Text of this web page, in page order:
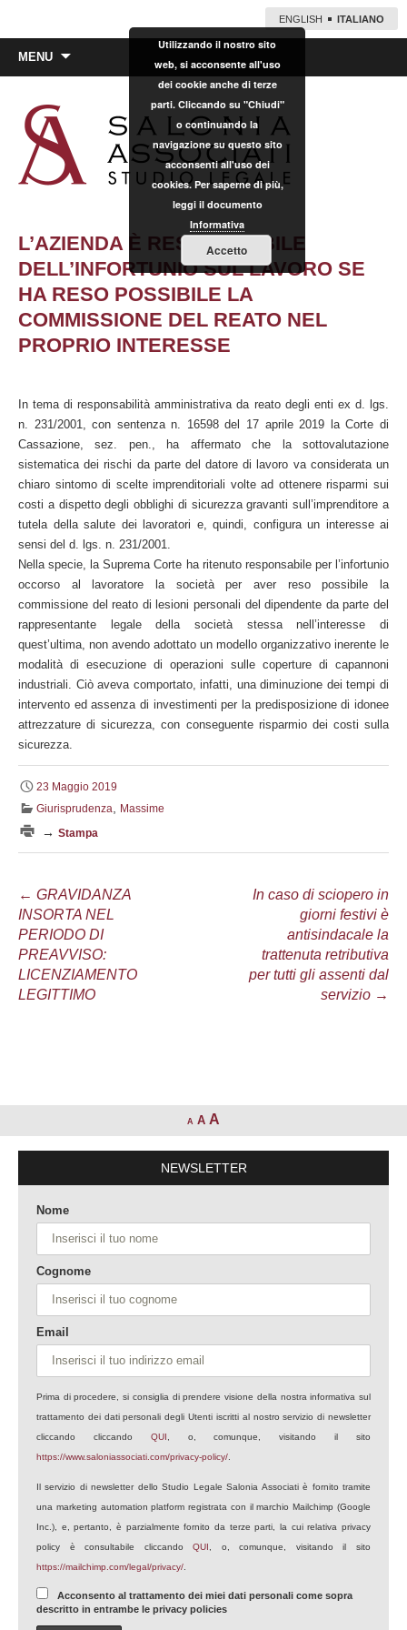
ENGLISH ITALIANO
MENU
L’AZIENDA È RESPONSABILE
DELL’INFORTUNIO SUL LAVORO SE
HA RESO POSSIBILE LA
COMMISSIONE DEL REATO NEL
PROPRIO INTERESSE
In tema di responsabilità amministrativa da reato degli enti ex d. lgs.
n. 231/2001, con sentenza n. 16598 del 17 aprile 2019 la Corte di
Cassazione, sez. pen., ha affermato che la sottovalutazione
sistematica dei rischi da parte del datore di lavoro va considerata un
chiaro sintomo di scelte imprenditoriali volte ad ottenere risparmi sui
costi a dispetto degli obblighi di sicurezza gravanti sull’imprenditore a
tutela della salute dei lavoratori e, quindi, configura un interesse ai
sensi del d. lgs. n. 231/2001.
Nella specie, la Suprema Corte ha ritenuto responsabile per l’infortunio
occorso al lavoratore la società per aver reso possibile la
commissione del reato di lesioni personali del dipendente da parte del
rappresentante legale della società stessa nell’interesse di
quest’ultima, non avendo adottato un modello organizzativo inerente le
modalità di esecuzione di operazioni sulle coperture di capannoni
industriali. Ciò aveva comportato, infatti, una diminuzione dei tempi di
intervento ed assenza di investimenti per la predisposizione di idonee
attrezzature di sicurezza, con conseguente risparmio dei costi sulla
sicurezza.
23 Maggio 2019
Giurisprudenza
Massime
→ Stampa
Navigazione
articolo
← GRAVIDANZA
INSORTA NEL
PERIODO DI
PREAVVISO:
LICENZIAMENTO
LEGITTIMO
In caso di sciopero in
giorni festivi è
antisindacale la
trattenuta retributiva
per tutti gli assenti dal
servizio →
A A A
NEWSLETTER
Nome
Cognome
Email
Prima di procedere, si consiglia di prendere visione della nostra informativa sul
trattamento dei dati personali degli Utenti iscritti al nostro servizio di newsletter
cliccando cliccando QUI , o, comunque, visitando il sito
https://www.saloniassociati.com/privacy-policy/
Il servizio di newsletter dello Studio Legale Salonia Associati è fornito tramite
una marketing automation platform registrata con il marchio Mailchimp (Google
Inc.), e, pertanto, è parzialmente fornito da terze parti, la cui relativa privacy
policy è consultabile cliccandoQUI
, o, comunque, visitando il sito
https://mailchimp.com/legal/privacy/
Acconsento al trattamento dei miei dati personali come sopra
descritto in entrambe le privacy policies
Utilizzando il nostro sito
web, si acconsente all'uso
dei cookie anche di terze
parti. Cliccando su "Chiudi"
o continuando la
navigazione su questo sito
acconsenti all'uso dei
cookies. Per saperne di più,
leggi il documento
Informativa
Accetto